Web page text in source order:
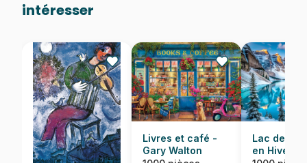
intéresser
Livres et café -
Gary Walton
Lac de
en Hiver